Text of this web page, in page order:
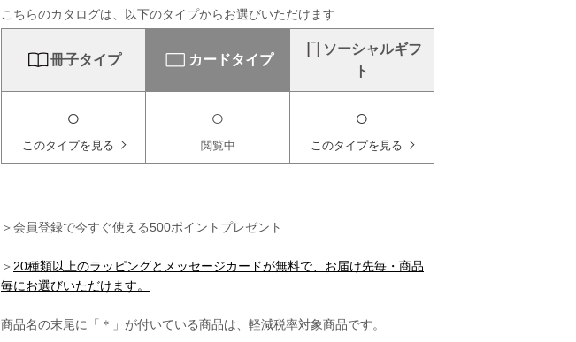
こちらのカタログは、以下のタイプからお選びいただけます
冊子タイプ カードタイプ
ソーシャルギフ
ト
○
このタイプを見る
○
閲覧中
○
このタイプを見る
＞会員登録で今すぐ使える500ポイントプレゼント
＞ 20種類以上のラッピングとメッセージカードが無料で、お届け先毎・商品
毎にお選びいただけます。
商品名の末尾に「＊」が付いている商品は、軽減税率対象商品です。